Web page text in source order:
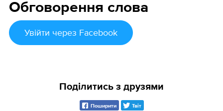
Обговорення слова
Увійти через Facebook
Поділитись з друзями
Поширити Твіт